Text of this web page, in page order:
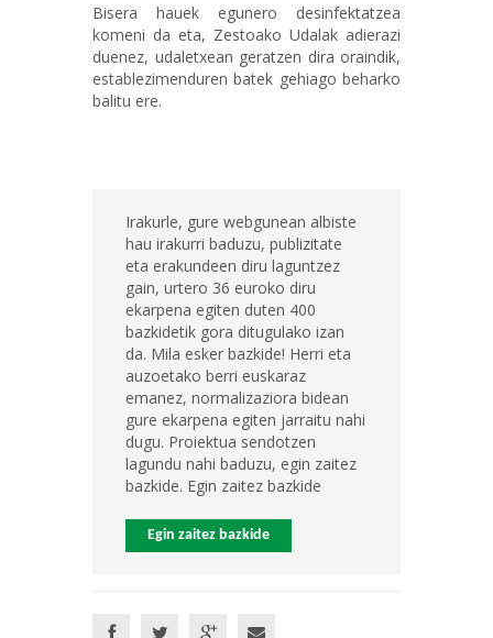
Bisera hauek egunero desinfektatzea
komeni da eta, Zestoako Udalak adierazi
duenez, udaletxean geratzen dira oraindik,
establezimenduren batek gehiago beharko
balitu ere.
Irakurle, gure webgunean albiste
hau irakurri baduzu, publizitate
eta erakundeen diru laguntzez
gain, urtero 36 euroko diru
ekarpena egiten duten 400
bazkidetik gora ditugulako izan
da. Mila esker bazkide! Herri eta
auzoetako berri euskaraz
emanez, normalizaziora bidean
gure ekarpena egiten jarraitu nahi
dugu. Proiektua sendotzen
lagundu nahi baduzu, egin zaitez
bazkide. Egin zaitez bazkide
Egin zaitez bazkide